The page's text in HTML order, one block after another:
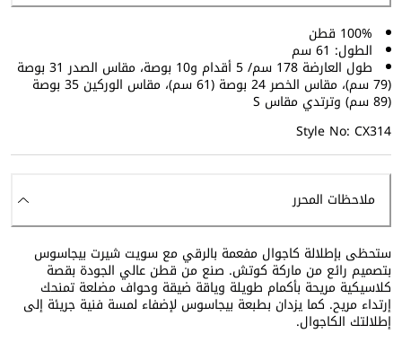
100% قطن
الطول: 61 سم
طول العارضة 178 سم/ 5 أقدام و10 بوصة، مقاس الصدر 31 بوصة
(79 سم)، مقاس الخصر 24 بوصة (61 سم)، مقاس الوركين 35 بوصة
(89 سم) وترتدي مقاس S
Style No: CX314
ملاحظات المحرر
ستحظى بإطلالة كاجوال مفعمة بالرقي مع سويت شيرت بيجاسوس
بتصميم رائع من ماركة كوتش. صنع من قطن عالي الجودة بقصة
كلاسيكية مريحة بأكمام طويلة وياقة ضيقة وحواف مضلعة تمنحك
إرتداء مريح. كما يزدان بطبعة بيجاسوس لإضفاء لمسة فنية جريئة إلى
إطلالتك الكاجوال.